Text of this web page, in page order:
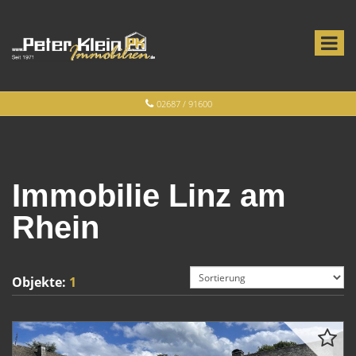
02687 / 91600
Immobilie Linz am
Rhein
Objekte: 1